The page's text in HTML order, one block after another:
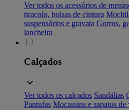
Ver todos os acessórios de
tiracolo, bolsas de cintura
suspensórios e gravata Gorros,
lancheira
Calçados
Ver todos os calçados Sandálias
Pantufas Mocassins e sapatos de